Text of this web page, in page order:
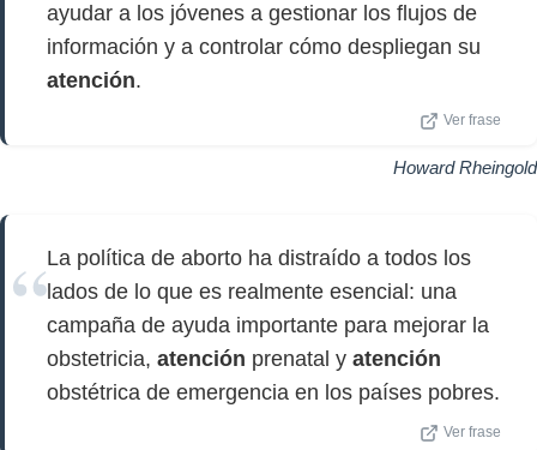
ayudar a los jóvenes a gestionar los flujos de
información y a controlar cómo despliegan su
atención.
Ver frase
Howard Rheingold
La política de aborto ha distraído a todos los
lados de lo que es realmente esencial: una
campaña de ayuda importante para mejorar la
obstetricia, atención prenatal y atención
obstétrica de emergencia en los países pobres.
Ver frase